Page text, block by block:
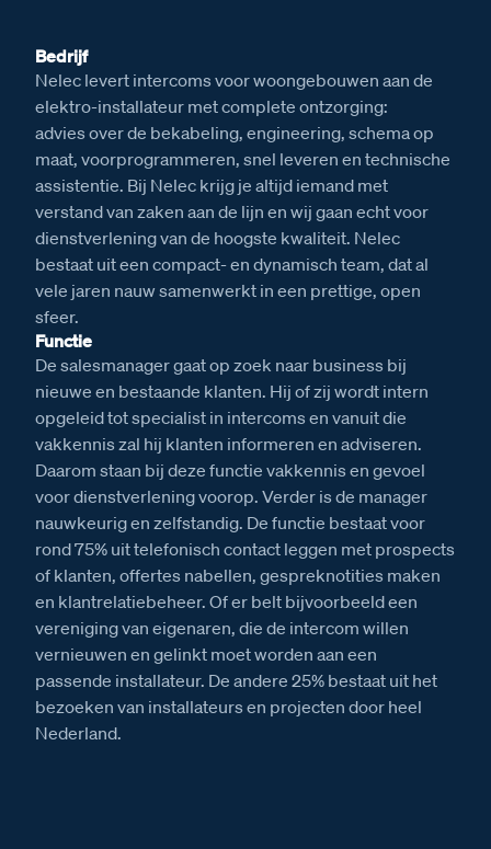
Bedrijf
Nelec levert intercoms voor woongebouwen aan de
elektro-installateur met complete ontzorging:
advies over de bekabeling, engineering, schema op
maat, voorprogrammeren, snel leveren en technische
assistentie. Bij Nelec krijg je altijd iemand met
verstand van zaken aan de lijn en wij gaan echt voor
dienstverlening van de hoogste kwaliteit. Nelec
bestaat uit een compact- en dynamisch team, dat al
vele jaren nauw samenwerkt in een prettige, open
sfeer.
Functie
De salesmanager gaat op zoek naar business bij
nieuwe en bestaande klanten. Hij of zij wordt intern
opgeleid tot specialist in intercoms en vanuit die
vakkennis zal hij klanten informeren en adviseren.
Daarom staan bij deze functie vakkennis en gevoel
voor dienstverlening voorop. Verder is de manager
nauwkeurig en zelfstandig. De functie bestaat voor
rond 75% uit telefonisch contact leggen met prospects
of klanten, offertes nabellen, gespreknotities maken
en klantrelatiebeheer. Of er belt bijvoorbeeld een
vereniging van eigenaren, die de intercom willen
vernieuwen en gelinkt moet worden aan een
passende installateur. De andere 25% bestaat uit het
bezoeken van installateurs en projecten door heel
Nederland.